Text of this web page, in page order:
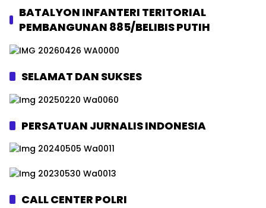
BATALYON INFANTERI TERITORIAL
PEMBANGUNAN 885/BELIBIS PUTIH
SELAMAT DAN SUKSES
PERSATUAN JURNALIS INDONESIA
CALL CENTER POLRI